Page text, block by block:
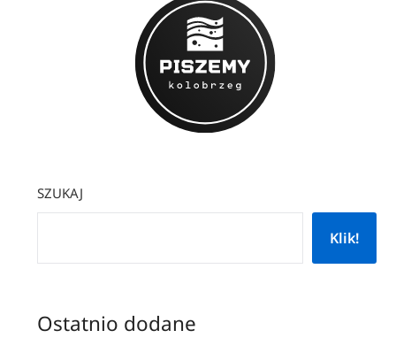
SZUKAJ
Klik!
Ostatnio dodane